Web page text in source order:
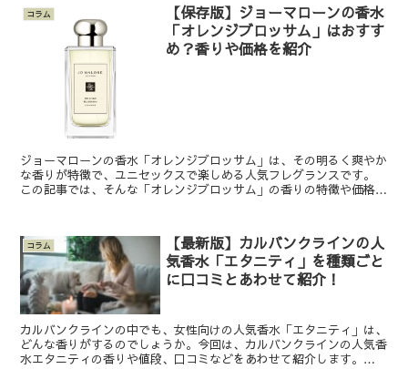
コラム
【保存版】ジョーマローンの香水
「オレンジブロッサム」はおすす
め？香りや価格を紹介
ジョーマローンの香水「オレンジブロッサム」は、その明るく爽やか
な香りが特徴で、ユニセックスで楽しめる人気フレグランスです。
この記事では、そんな「オレンジブロッサム」の香りの特徴や価格に
コラム
【最新版】カルバンクラインの人
気香水「エタニティ」を種類ごと
に口コミとあわせて紹介！
カルバンクラインの中でも、女性向けの人気香水「エタニティ」は、
どんな香りがするのでしょうか。今回は、カルバンクラインの人気香
水エタニティの香りや値段、口コミなどをあわせて紹介します。